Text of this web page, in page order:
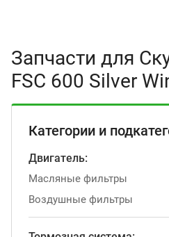
Запчасти для
FSC 600 Silver
Категории и
Двигатель:
Масляные фильтры
Воздушные фильтры